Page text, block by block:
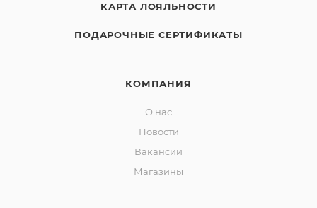
КАРТА ЛОЯЛЬНОСТИ
ПОДАРОЧНЫЕ СЕРТИФИКАТЫ
КОМПАНИЯ
О нас
Новости
Вакансии
Магазины